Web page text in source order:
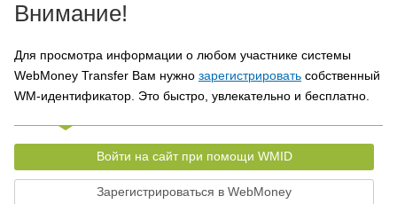
Внимание!
Для просмотра информации о любом участнике системы
WebMoney Transfer Вам нужно зарегистрировать собственный
WM-идентификатор. Это быстро, увлекательно и бесплатно.
Войти на сайт при помощи WMID
Зарегистрироваться в WebMoney